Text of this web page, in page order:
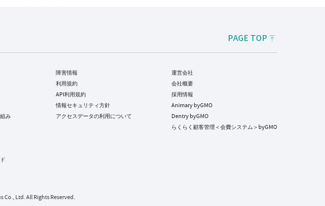
PAGE TOP
み
障害情報
利用規約
API利用規約
情報セキュリティ方針
アクセスデータの利用について
運営会社
会社概要
採用情報
Animary byGMO
Dentry byGMO
らくらく顧客管理＜会費システム＞byGMO
Co., Ltd. All Rights Reserved.